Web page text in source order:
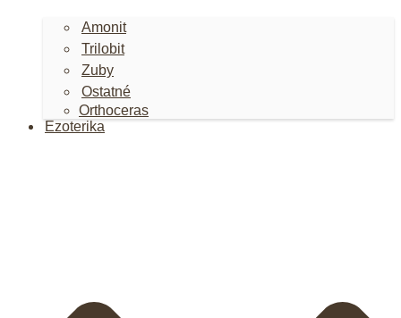
Amonit
Trilobit
Zuby
Ostatné
Orthoceras
Ezoterika